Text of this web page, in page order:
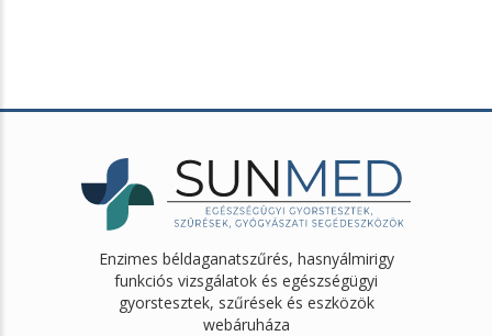
Enzimes béldaganatszűrés, hasnyálmirigy
funkciós vizsgálatok és egészségügyi
gyorstesztek, szűrések és eszközök
webáruháza